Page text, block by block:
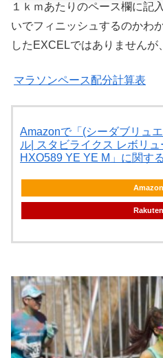
１ｋｍあたりのペース欄に記
いでフィニッシュするのかわ
したEXCELではありませんが
マラソンペース配分計算表
Amazonで「(シーダブリュ
ル| スタビライクス レボリ
HXO589 YE YE M」に関す
Amazon
Rakuten